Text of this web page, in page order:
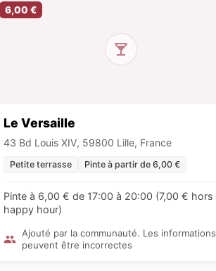
6,00 €
Le Versaille
43 Bd Louis XIV, 59800 Lille, France
Petite terrasse Pinte à partir de 6,00 €
Pinte à 6,00 € de 17:00 à 20:00 (7,00 € hors
happy hour)
Ajouté par la communauté. Les informations
peuvent être incorrectes